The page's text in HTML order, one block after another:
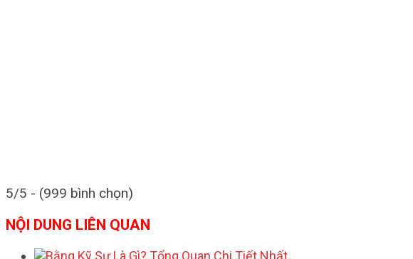
5/5 - (999 bình chọn)
NỘI DUNG LIÊN QUAN